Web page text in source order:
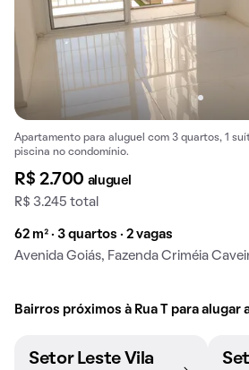
Apartamento para aluguel com 3 quartos, 1
piscina no condomínio.
R$ 2.700 aluguel
R$ 3.245 total
62 m² · 3 quartos · 2 vagas
Avenida Goiás, Fazenda Criméia
Bairros próximos à Rua T para alugar
Setor Leste Vila